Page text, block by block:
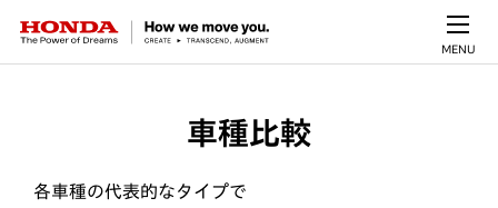
MENU
車種比較
各車種の代表的なタイプで